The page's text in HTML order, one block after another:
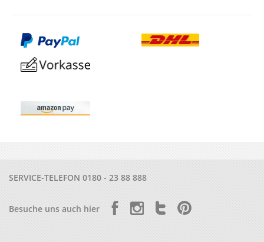
SERVICE-TELEFON 0180 - 23 88 888
Besuche uns auch hier